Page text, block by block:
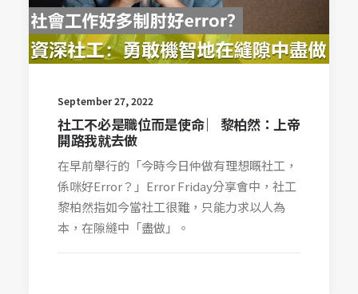
September 27, 2022
社工不必是職位而是使命 ︳黎柏然：上帝
開路我就去做
在早前舉行的「今時今日仲做有理想嘅社工，
係咪好Error？」Error Friday分享會中，社工
黎柏然指如今當社工很難，只能力求以人為
本，在隙縫中「盡做」。